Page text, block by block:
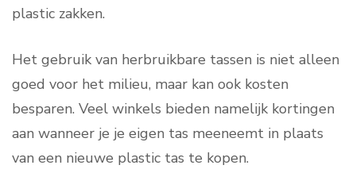
plastic zakken.
Het gebruik van herbruikbare tassen is niet alleen
goed voor het milieu, maar kan ook kosten
besparen. Veel winkels bieden namelijk kortingen
aan wanneer je je eigen tas meeneemt in plaats
van een nieuwe plastic tas te kopen.